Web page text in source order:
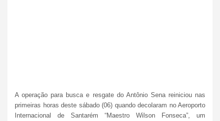
A operação para busca e resgate do Antônio Sena reiniciou nas
primeiras horas deste sábado (06) quando decolaram no Aeroporto
Internacional de Santarém “Maestro Wilson Fonseca”, um